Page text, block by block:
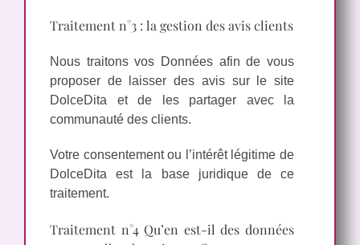
Traitement n°3 : la gestion des avis clients
Nous traitons vos Données afin de vous
proposer de laisser des avis sur le site
DolceDita et de les partager avec la
communauté des clients.
Votre consentement ou l’intérêt légitime de
DolceDita est la base juridique de ce
traitement.
Traitement n°4 Qu’en est-il des données